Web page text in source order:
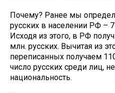
Почему? Ранее мы
русских в населении РФ –
Исходя из этого, в РФ
млн. русских. Вычитая из
переписанных получаем
число русских среди лиц,
национальность.